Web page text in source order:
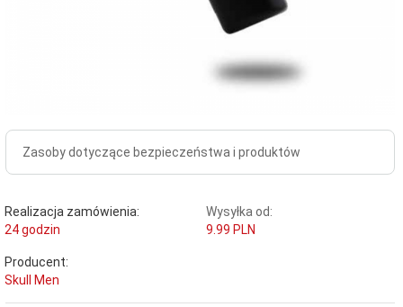
Zasoby dotyczące bezpieczeństwa i produktów
Realizacja zamówienia:
24 godzin
Wysyłka od:
9.99 PLN
Producent:
Skull Men